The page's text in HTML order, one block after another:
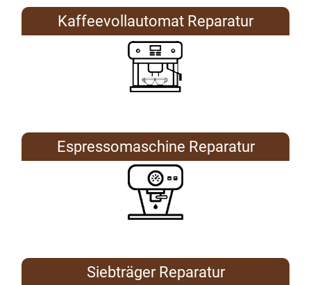
Kaffeevollautomat Reparatur
Espressomaschine Reparatur
Siebträger Reparatur